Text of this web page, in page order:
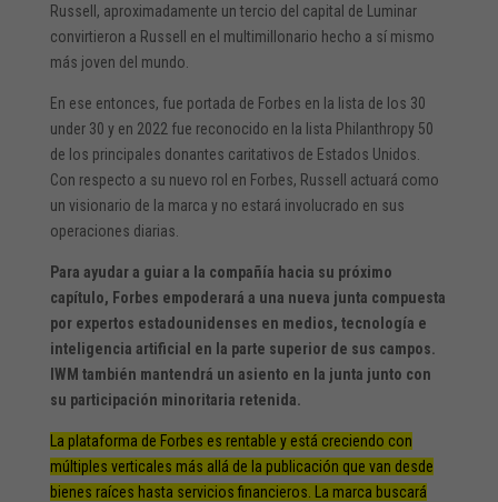
Russell, aproximadamente un tercio del capital de Luminar
convirtieron a Russell en el multimillonario hecho a sí mismo
más joven del mundo.
En ese entonces, fue portada de Forbes en la lista de los 30
under 30 y en 2022 fue reconocido en la lista Philanthropy 50
de los principales donantes caritativos de Estados Unidos.
Con respecto a su nuevo rol en Forbes, Russell actuará como
un visionario de la marca y no estará involucrado en sus
operaciones diarias.
Para ayudar a guiar a la compañía hacia su próximo
capítulo, Forbes empoderará a una nueva junta compuesta
por expertos estadounidenses en medios, tecnología e
inteligencia artificial en la parte superior de sus campos.
IWM también mantendrá un asiento en la junta junto con
su participación minoritaria retenida.
La plataforma de Forbes es rentable y está creciendo con
múltiples verticales más allá de la publicación que van desde
bienes raíces hasta servicios financieros. La marca buscará